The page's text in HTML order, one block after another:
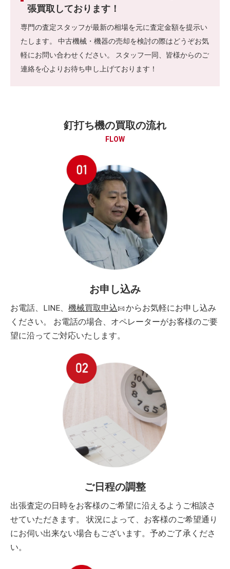
張買取しております！
専門の査定スタッフが最新の相場を元に査定金額を提示い
たします。 中古機械・機器の売却を検討の際はどうぞお気
軽にお問い合わせください。 スタッフ一同、皆様からのご
連絡を心よりお待ち申し上げております！
釘打ち機の買取の流れ
FLOW
お申し込み
お電話、LINE、 機械買取申込
からお気軽にお申し込み
ください。 お電話の場合、オペレーターがお客様のご要
望に沿ってご対応いたします。
ご日程の調整
出張査定の日時をお客様のご希望に沿えるようご相談さ
せていただきます。 状況によって、お客様のご希望通り
にお伺い出来ない場合もございます。予めご了承くださ
い。